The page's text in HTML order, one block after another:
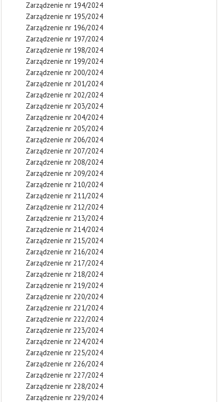
Zarządzenie nr 194/2024
Zarządzenie nr 195/2024
Zarządzenie nr 196/2024
Zarządzenie nr 197/2024
Zarządzenie nr 198/2024
Zarządzenie nr 199/2024
Zarządzenie nr 200/2024
Zarządzenie nr 201/2024
Zarządzenie nr 202/2024
Zarządzenie nr 203/2024
Zarządzenie nr 204/2024
Zarządzenie nr 205/2024
Zarządzenie nr 206/2024
Zarządzenie nr 207/2024
Zarządzenie nr 208/2024
Zarządzenie nr 209/2024
Zarządzenie nr 210/2024
Zarządzenie nr 211/2024
Zarządzenie nr 212/2024
Zarządzenie nr 213/2024
Zarządzenie nr 214/2024
Zarządzenie nr 215/2024
Zarządzenie nr 216/2024
Zarządzenie nr 217/2024
Zarządzenie nr 218/2024
Zarządzenie nr 219/2024
Zarządzenie nr 220/2024
Zarządzenie nr 221/2024
Zarządzenie nr 222/2024
Zarządzenie nr 223/2024
Zarządzenie nr 224/2024
Zarządzenie nr 225/2024
Zarządzenie nr 226/2024
Zarządzenie nr 227/2024
Zarządzenie nr 228/2024
Zarządzenie nr 229/2024